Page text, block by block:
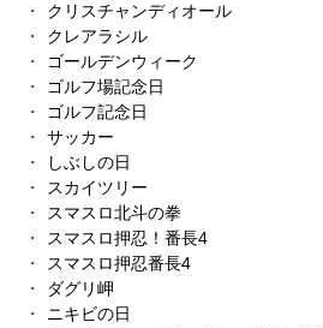
クリスチャンディオール
クレアラシル
ゴールデンウィーク
ゴルフ場記念日
ゴルフ記念日
サッカー
しぶしの日
スカイツリー
スマスロ北斗の拳
スマスロ押忍！番長4
スマスロ押忍番長4
ダグリ岬
ニキビの日